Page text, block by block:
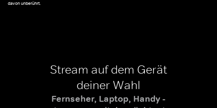
davon unberührt.
Stream auf dem Gerät
deiner Wahl
Fernseher, Laptop, Handy -